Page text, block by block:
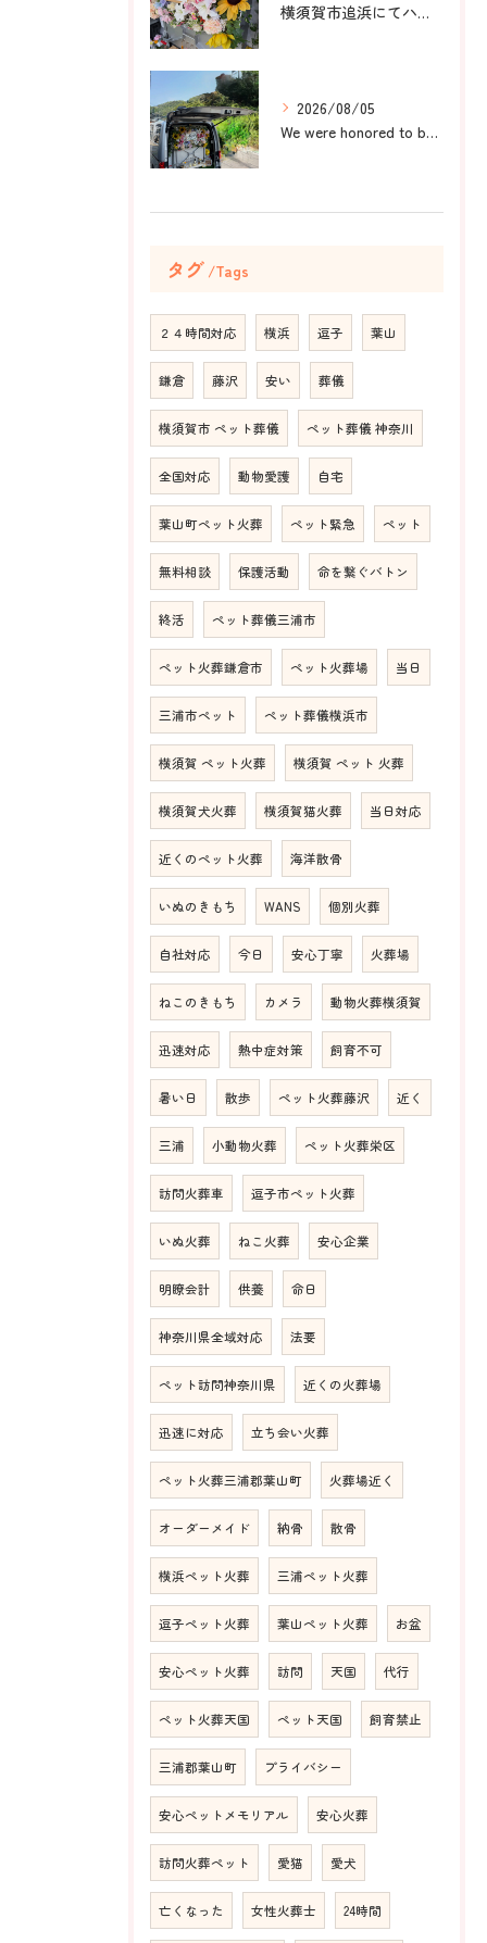
横須賀市追浜にてハムスターのみかんちゃんのペット火葬のお手伝...
2026/08/05
We were honored to be by your ...
タグ Tags
２４時間対応 横浜 逗子 葉山
鎌倉 藤沢 安い 葬儀
横須賀市 ペット葬儀 ペット葬儀 神奈川
全国対応 動物愛護 自宅
葉山町ペット火葬 ペット緊急 ペット
無料相談 保護活動 命を繋ぐバトン
終活 ペット葬儀三浦市
ペット火葬鎌倉市 ペット火葬場 当日
三浦市ペット ペット葬儀横浜市
横須賀 ペット火葬 横須賀 ペット 火葬
横須賀犬火葬 横須賀猫火葬 当日対応
近くのペット火葬 海洋散骨
いぬのきもち WANS 個別火葬
自社対応 今日 安心丁寧 火葬場
ねこのきもち カメラ 動物火葬横須賀
迅速対応 熱中症対策 飼育不可
暑い日 散歩 ペット火葬藤沢 近く
三浦 小動物火葬 ペット火葬栄区
訪問火葬車 逗子市ペット火葬
いぬ火葬 ねこ火葬 安心企業
明瞭会計 供養 命日
神奈川県全域対応 法要
ペット訪問神奈川県 近くの火葬場
迅速に対応 立ち会い火葬
ペット火葬三浦郡葉山町 火葬場近く
オーダーメイド 納骨 散骨
横浜ペット火葬 三浦ペット火葬
逗子ペット火葬 葉山ペット火葬 お盆
安心ペット火葬 訪問 天国 代行
ペット火葬天国 ペット天国 飼育禁止
三浦郡葉山町 プライバシー
安心ペットメモリアル 安心火葬
訪問火葬ペット 愛猫 愛犬
亡くなった 女性火葬士 24時間